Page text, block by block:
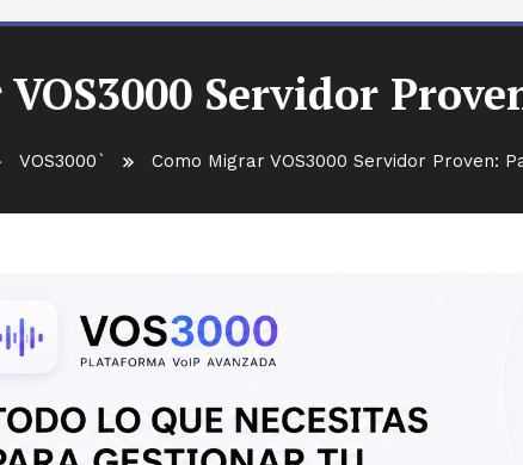
Servidor
VOS3000` Como Migrar VOS3000 Servidor Proven: